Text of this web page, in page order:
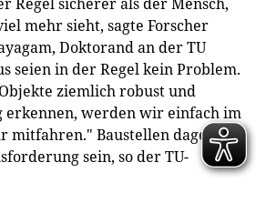
mehr sieht, sagte Forscher
Doktorand an der TU
seien in der Regel kein Problem.
ziemlich robust und
erkennen, werden wir einfach im
mitfahren." Baustellen dagegen
sein, so der TU-